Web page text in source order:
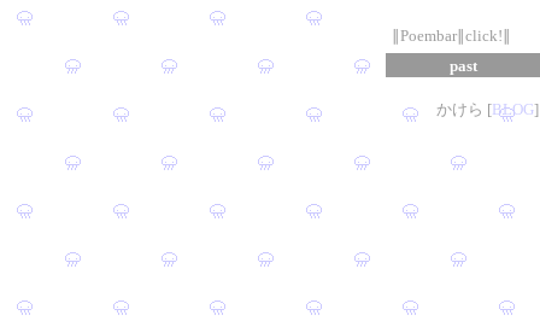
∥Poembar∥click!∥
past
かけら [BLOG